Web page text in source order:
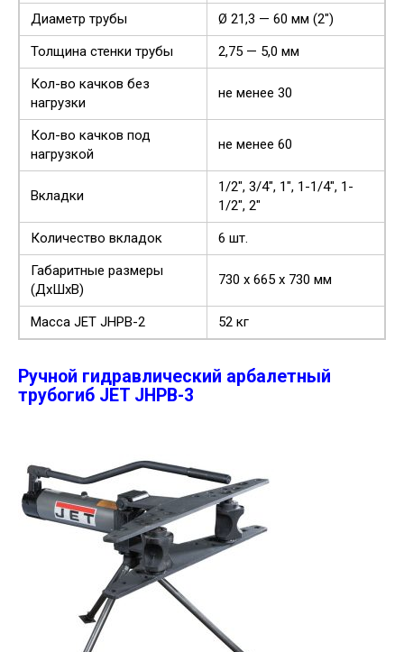
Диаметр трубы
Ø 21,3 — 60 мм (2″)
Толщина стенки трубы
2,75 — 5,0 мм
Кол-во качков без
нагрузки
не менее 30
Кол-во качков под
нагрузкой
не менее 60
Вкладки
1/2″, 3/4″, 1″, 1-1/4″, 1-
1/2″, 2″
Количество вкладок
6 шт.
Габаритные размеры
(ДхШхВ)
730 х 665 х 730 мм
Масса JET JHPB-2 52 кг
Ручной гидравлический арбалетный
трубогиб JET JHPB-3